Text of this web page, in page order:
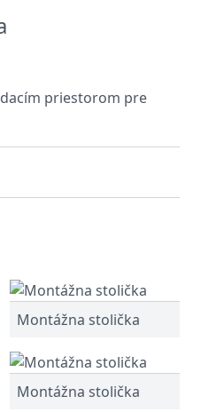
priestorom pre
Montážna stolička
Montážna stolička